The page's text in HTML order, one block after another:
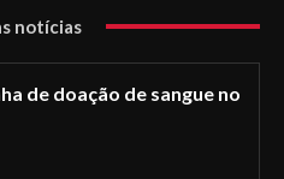
notícias
de doação de sangue no